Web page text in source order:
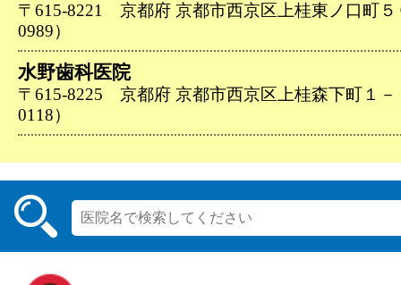
〒615-8221 京都府 京都市西京区上桂東ノ口町５
0989）
水野歯科医院
〒615-8225 京都府 京都市西京区上桂森下町１－
0118）